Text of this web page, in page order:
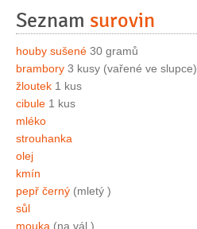
Seznam surovin
houby sušené 30 gramů
brambory 3 kusy (vařené ve slupce)
žloutek 1 kus
cibule 1 kus
mléko
strouhanka
olej
kmín
pepř černý (mletý )
sůl
mouka (na vál )